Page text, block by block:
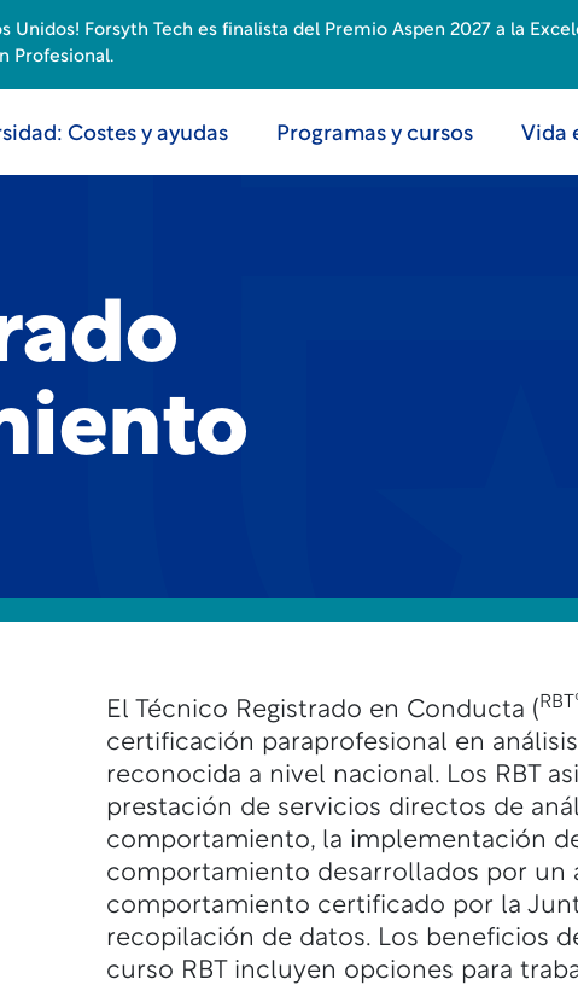
Costes y ayudas Programas y cursos Vida
El Técnico Registrado en Conducta (
certificación paraprofesional en
reconocida a nivel nacional. Los RBT
prestación de servicios directos de
comportamiento, la implementación
comportamiento desarrollados por un
comportamiento certificado por la
recopilación de datos. Los beneficios
curso RBT incluyen opciones para
Forsyth Tech es finalista del Premio Aspen 2027 a la
Profesional.